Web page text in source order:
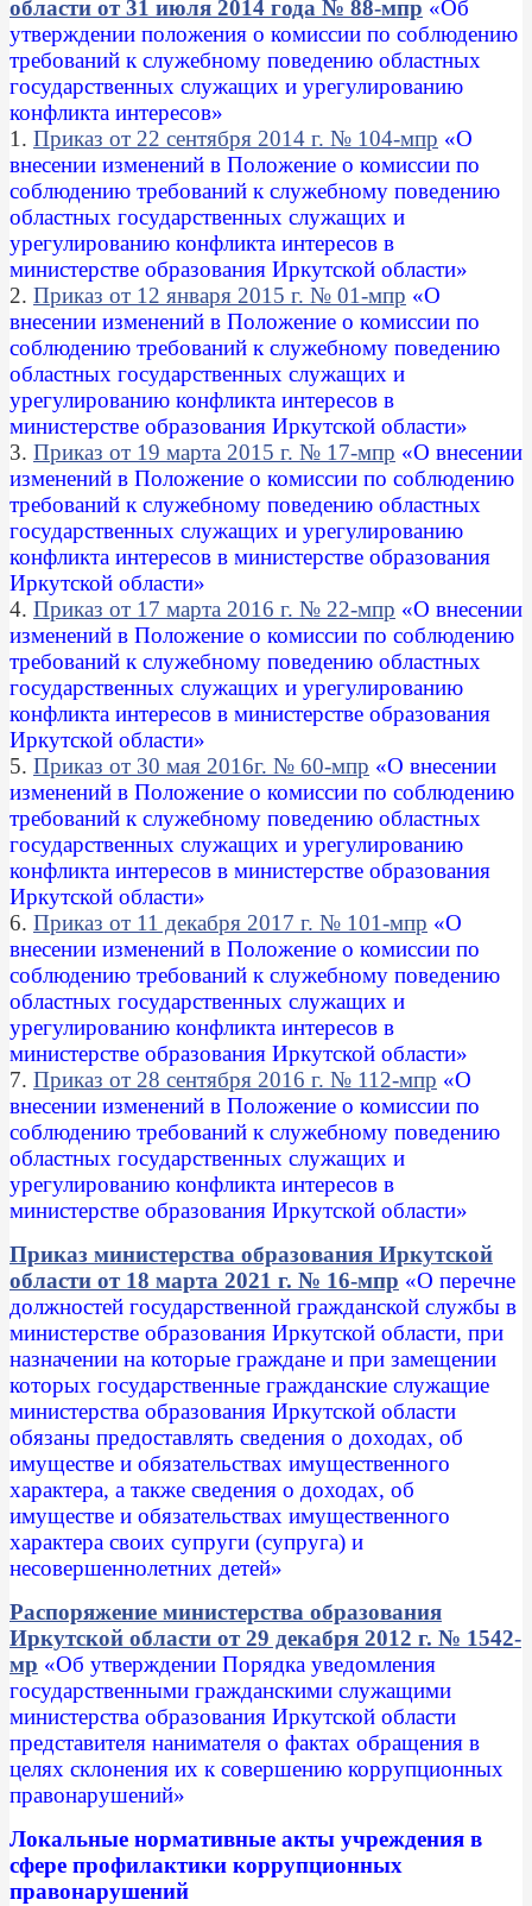
области от 31 июля 2014 года № 88-мпр «Об
утверждении положения о комиссии по соблюдению
требований к служебному поведению областных
государственных служащих и урегулированию
конфликта интересов»
1. Приказ от 22 сентября 2014 г. № 104-мпр «О
внесении изменений в Положение о комиссии по
соблюдению требований к служебному поведению
областных государственных служащих и
урегулированию конфликта интересов в
министерстве образования Иркутской области»
2. Приказ от 12 января 2015 г. № 01-мпр «О
внесении изменений в Положение о комиссии по
соблюдению требований к служебному поведению
областных государственных служащих и
урегулированию конфликта интересов в
министерстве образования Иркутской области»
3. Приказ от 19 марта 2015 г. № 17-мпр «О внесении
изменений в Положение о комиссии по соблюдению
требований к служебному поведению областных
государственных служащих и урегулированию
конфликта интересов в министерстве образования
Иркутской области»
4. Приказ от 17 марта 2016 г. № 22-мпр «О внесении
изменений в Положение о комиссии по соблюдению
требований к служебному поведению областных
государственных служащих и урегулированию
конфликта интересов в министерстве образования
Иркутской области»
5. Приказ от 30 мая 2016г. № 60-мпр «О внесении
изменений в Положение о комиссии по соблюдению
требований к служебному поведению областных
государственных служащих и урегулированию
конфликта интересов в министерстве образования
Иркутской области»
6. Приказ от 11 декабря 2017 г. № 101-мпр «О
внесении изменений в Положение о комиссии по
соблюдению требований к служебному поведению
областных государственных служащих и
урегулированию конфликта интересов в
министерстве образования Иркутской области»
7. Приказ от 28 сентября 2016 г. № 112-мпр «О
внесении изменений в Положение о комиссии по
соблюдению требований к служебному поведению
областных государственных служащих и
урегулированию конфликта интересов в
министерстве образования Иркутской области»
Приказ министерства образования Иркутской
области от 18 марта 2021 г. № 16-мпр «О перечне
должностей государственной гражданской службы в
министерстве образования Иркутской области, при
назначении на которые граждане и при замещении
которых государственные гражданские служащие
министерства образования Иркутской области
обязаны предоставлять сведения о доходах, об
имуществе и обязательствах имущественного
характера, а также сведения о доходах, об
имуществе и обязательствах имущественного
характера своих супруги (супруга) и
несовершеннолетних детей»
Распоряжение министерства образования
Иркутской области от 29 декабря 2012 г. № 1542-
мр «Об утверждении Порядка уведомления
государственными гражданскими служащими
министерства образования Иркутской области
представителя нанимателя о фактах обращения в
целях склонения их к совершению коррупционных
правонарушений»
Локальные нормативные акты учреждения в
сфере профилактики коррупционных
правонарушений